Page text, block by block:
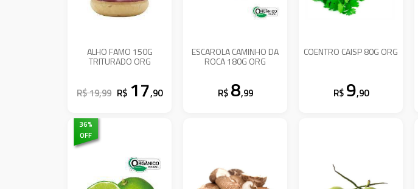
ALHO FAMO 150G
TRITURADO ORG
R$ 19,99 R$ 17,90
ESCAROLA CAMINHO DA
ROCA 180G ORG
R$ 8,99
COENTRO CAISP 80G ORG
R$ 9,90
36%
OFF